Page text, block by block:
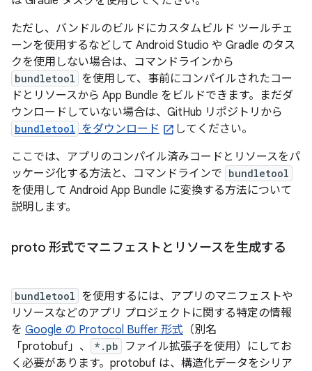
ただし、バンドルのビルドにカスタムビルド ツールチェ
ーンを使用するなどして Android Studio や Gradle のタス
クを使用しない場合は、コマンドラインから
bundletool を使用して、事前にコンパイルされたコー
ドとリソースから App Bundle をビルドできます。まだダ
ウンロードしていない場合は、GitHub リポジトリから
bundletool をダウンロード
してください。
ここでは、アプリのコンパイル済みコードとリソースをパ
ッケージ化する方法と、コマンドラインで bundletool
を使用して Android App Bundle に変換する方法について
説明します。
proto 形式でマニフェストとリソースを生成する
bundletool を使用するには、アプリのマニフェストや
リソースなどのアプリ プロジェクトに関する特定の情報
を Google の Protocol Buffer 形式 （別名
「protobuf」、
*.pb
ファイル拡張子を使用）にしてお
く必要があります。protobuf は、構造化データをシリア